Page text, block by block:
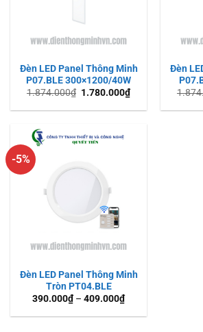
Đèn LED Panel Thông Minh
P07.BLE 300×1200/40W
1.874.000₫ 1.780.000₫
Đèn
-5%
Đèn LED Panel Thông Minh
Tròn PT04.BLE
390.000₫– 409.000₫